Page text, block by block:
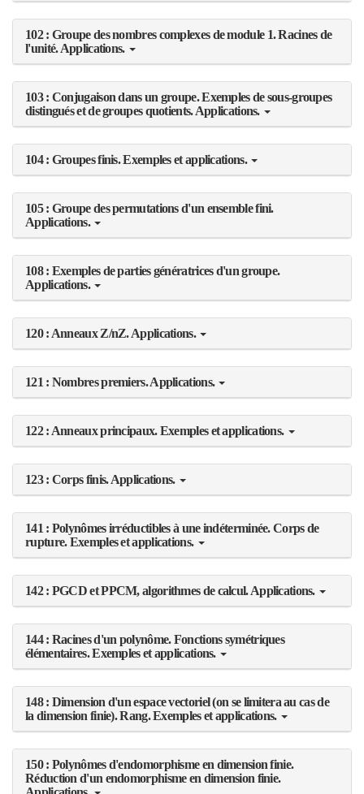
102 : Groupe des nombres complexes de module 1. Racines de
l'unité. Applications.
103 : Conjugaison dans un groupe. Exemples de sous-groupes
distingués et de groupes quotients. Applications.
104 : Groupes finis. Exemples et applications.
105 : Groupe des permutations d'un ensemble fini.
Applications.
108 : Exemples de parties génératrices d'un groupe.
Applications.
120 : Anneaux Z/nZ. Applications.
121 : Nombres premiers. Applications.
122 : Anneaux principaux. Exemples et applications.
123 : Corps finis. Applications.
141 : Polynômes irréductibles à une indéterminée. Corps de
rupture. Exemples et applications.
142 : PGCD et PPCM, algorithmes de calcul. Applications.
144 : Racines d'un polynôme. Fonctions symétriques
élémentaires. Exemples et applications.
148 : Dimension d'un espace vectoriel (on se limitera au cas de
la dimension finie). Rang. Exemples et applications.
150 : Polynômes d'endomorphisme en dimension finie.
Réduction d'un endomorphisme en dimension finie.